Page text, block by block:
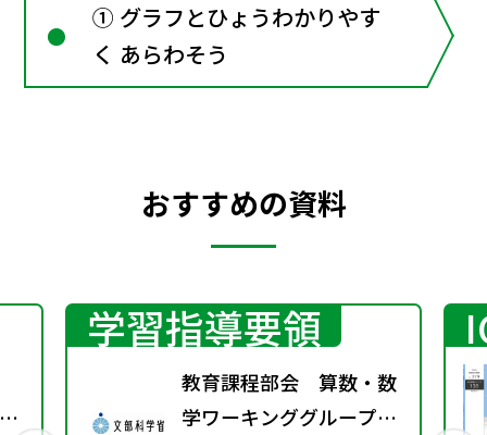
① グラフとひょうわかりやす
く あらわそう
おすすめの資料
学習指導要領
教育課程部会 算数・数
学ワーキンググループ